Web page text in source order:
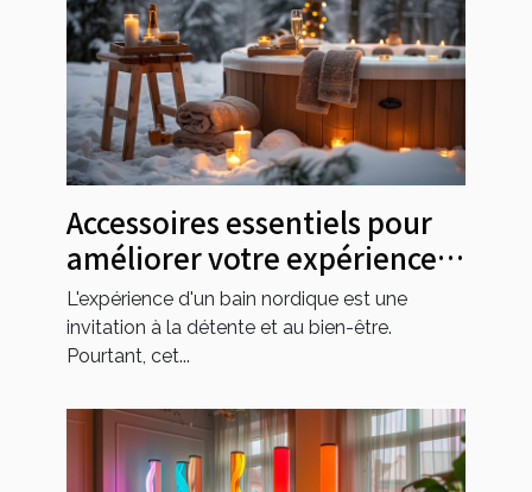
Accessoires essentiels pour
améliorer votre expérience
dans un bain nordique
L'expérience d'un bain nordique est une
invitation à la détente et au bien-être.
Pourtant, cet...